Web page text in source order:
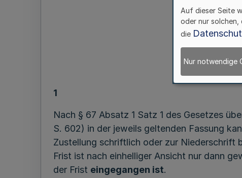
1
Nach § 67 Absatz 1 Satz 1 des Gesetzes
S. 602) in der jeweils geltenden Fassung
Zustellung schriftlich oder zur Niederschrift
Frist ist nach einhelliger Ansicht nur dann
der Frist eingegangen ist.
Auf dieser Seite
oder nur
die
Nur notwendige